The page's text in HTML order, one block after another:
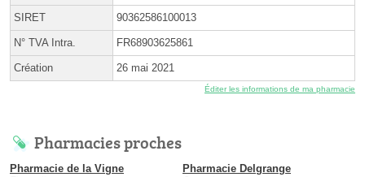
SIRET 90362586100013
N° TVA Intra. FR68903625861
Création 26 mai 2021
Éditer les informations de ma pharmacie
Pharmacies proches
Pharmacie de la Vigne
Pharmacie Delgrange